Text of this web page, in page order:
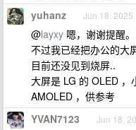
yuhanz Jun 18, 2025
@layxy 嗯，谢谢提醒。
不过我已经把办公的大
目前还没见到烧屏..
大屏是 LG 的 OLED
AMOLED ，供参考
YVAN7123 Jun 18,